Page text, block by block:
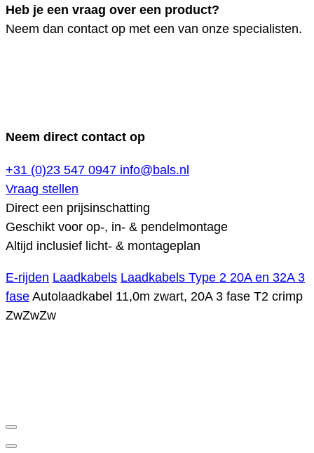
Heb je een vraag over een product?
Neem dan contact op met een van onze specialisten.
Neem direct contact op
+31 (0)23 547 0947 info@bals.nl
Vraag stellen
Direct een prijsinschatting
Geschikt voor op-, in- & pendelmontage
Altijd inclusief licht- & montageplan
E-rijden Laadkabels Laadkabels Type 2 20A en 32A 3
fase Autolaadkabel 11,0m zwart, 20A 3 fase T2 crimp
ZwZwZw